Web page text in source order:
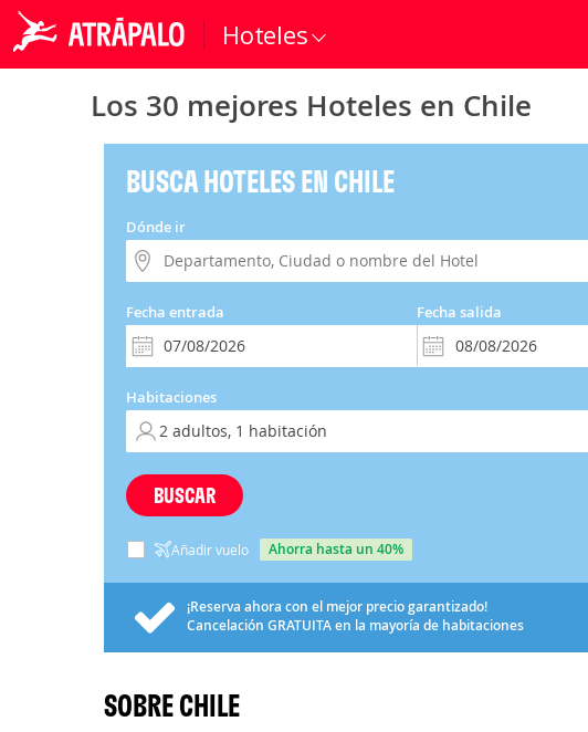
Hoteles
Los 30 mejores Hoteles en Chile
BUSCA HOTELES EN CHILE
Dónde ir
Fecha entrada Fecha salida
Habitaciones
BUSCAR
Añadir vuelo ahorra hasta un 40%
¡Reserva ahora con el mejor precio garantizado!
Cancelación GRATUITAen la mayoría de habitaciones
SOBRE CHILE